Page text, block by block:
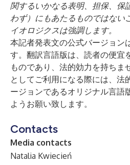
関するいかなる表明、担保、保
わず）にもあたるものではない
イオロジクスは強調します。
本記者発表文の公式バージョン
す。翻訳言語版は、読者の便宜
ものであり、法的効力を持ちま
としてご利用になる際には、法
ージョンであるオリジナル言語
ようお願い致します。
Contacts
Media contacts
Natalia Kwiecień